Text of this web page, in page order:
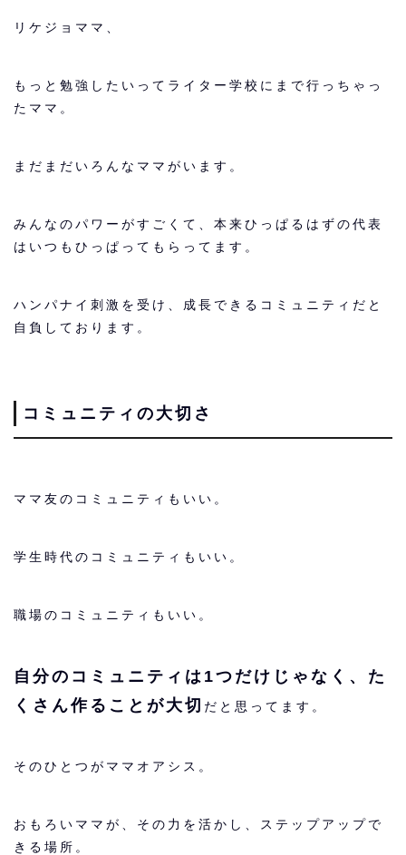
リケジョママ、
もっと勉強したいってライター学校にまで行っちゃっ
たママ。
まだまだいろんなママがいます。
みんなのパワーがすごくて、本来ひっぱるはずの代表
はいつもひっぱってもらってます。
ハンパナイ刺激を受け、成長できるコミュニティだと
自負しております。
コミュニティの大切さ
ママ友のコミュニティもいい。
学生時代のコミュニティもいい。
職場のコミュニティもいい。
自分のコミュニティは1つだけじゃなく、た
くさん作ることが大切 だと思ってます。
そのひとつがママオアシス。
おもろいママが、その力を活かし、ステップアップで
きる場所。